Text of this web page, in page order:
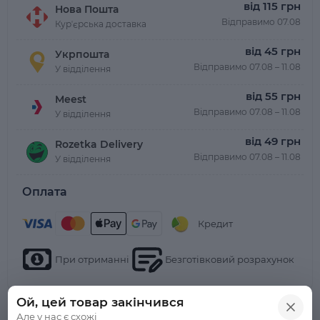
Нова Пошта
Курʼєрська доставка
від 115 грн
Відправимо 07.08
Укрпошта
У відділення
від 45 грн
Відправимо 07.08 – 11.08
Meest
У відділення
від 55 грн
Відправимо 07.08 – 11.08
Rozetka Delivery
У відділення
від 49 грн
Відправимо 07.08 – 11.08
Оплата
Кредит
При отриманні Безготівковий розрахунок
Ой, цей товар закінчився
Але у нас є схожі